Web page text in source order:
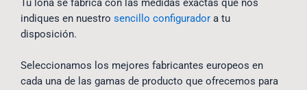
Tu lona se fabrica con las medidas exactas que nos
indiques en nuestro sencillo configurador a tu
disposición.
Seleccionamos los mejores fabricantes europeos en
cada una de las gamas de producto que ofrecemos para